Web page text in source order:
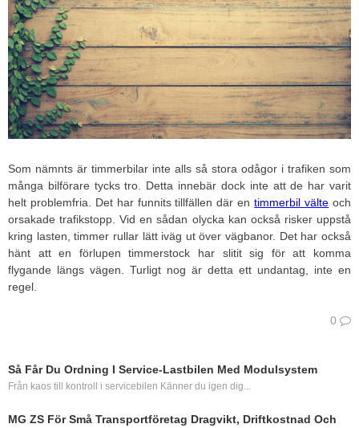
Som nämnts är timmerbilar inte alls så stora odågor i trafiken som
många bilförare tycks tro. Detta innebär dock inte att de har varit
helt problemfria. Det har funnits tillfällen där entimmerbil välte och
orsakade trafikstopp. Vid en sådan olycka kan också risker uppstå
kring lasten, timmer rullar lätt iväg ut över vägbanor. Det har också
hänt att en förlupen timmerstock har slitit sig för att komma
flygande längs vägen. Turligt nog är detta ett undantag, inte en
regel.
0
Så Får Du Ordning I Service‑lastbilen Med Modulsystem
Från kaos till kontroll i servicebilen Känner du igen dig...
MG ZS För Små Transportföretag Dragvikt, Driftkostnad Och